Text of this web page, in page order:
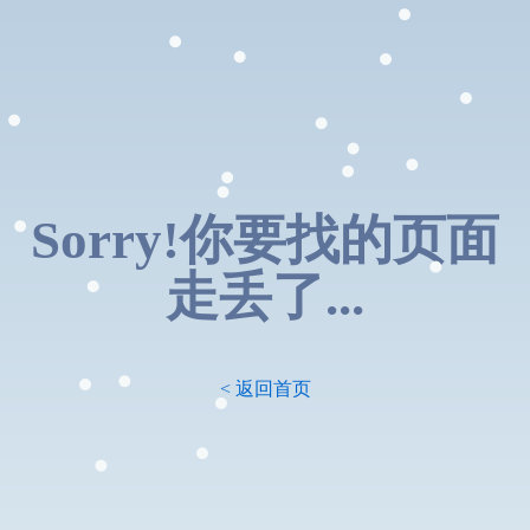
Sorry!你要找的页面
走丢了...
< 返回首页